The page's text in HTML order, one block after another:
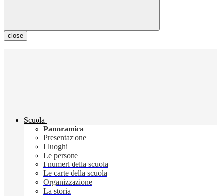
close
Scuola
Panoramica
Presentazione
I luoghi
Le persone
I numeri della scuola
Le carte della scuola
Organizzazione
La storia